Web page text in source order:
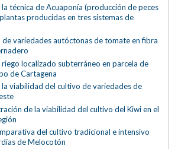
técnica de Acuaponía (producción de peces
producidas en tres sistemas de
variedades autóctonas de tomate en fibra
localizado subterráneo en parcela de
de Cartagena
viabilidad del cultivo de variedades de
de la viabilidad del cultivo del Kiwi en el
del cultivo tradicional e intensivo
de Melocotón